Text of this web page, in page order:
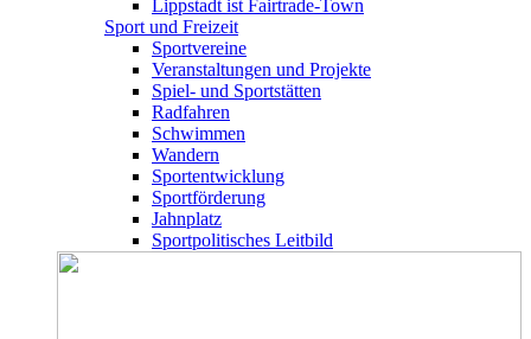
Lippstadt ist Fairtrade-Town
Sport und Freizeit
Sportvereine
Veranstaltungen und Projekte
Spiel- und Sportstätten
Radfahren
Schwimmen
Wandern
Sportentwicklung
Sportförderung
Jahnplatz
Sportpolitisches Leitbild